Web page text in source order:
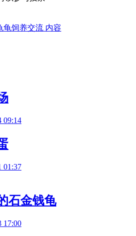
龟饲养交流 内容
09:14
01:37
石金钱龟
17:00